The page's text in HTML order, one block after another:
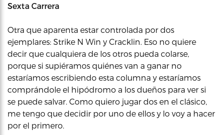
Sexta Carrera
Otra que aparenta estar controlada por dos
ejemplares: Strike N Win y Cracklin. Eso no quiere
decir que cualquiera de los otros pueda colarse,
porque si supiéramos quiénes van a ganar no
estaríamos escribiendo esta columna y estaríamos
comprándole el hipódromo a los dueños para ver si
se puede salvar. Como quiero jugar dos en el clásico,
me tengo que decidir por uno de ellos y lo voy a hacer
por el primero.